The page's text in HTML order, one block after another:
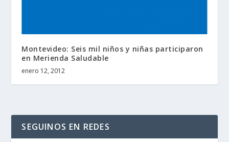
Montevideo: Seis mil niños y niñas participaron
en Merienda Saludable
enero 12, 2012
SEGUINOS EN REDES